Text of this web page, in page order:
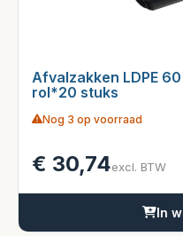
Afvalzakken LDPE
rol*20 stuks
Nog 3 op voorraad
€ 30,74excl. BTW
In